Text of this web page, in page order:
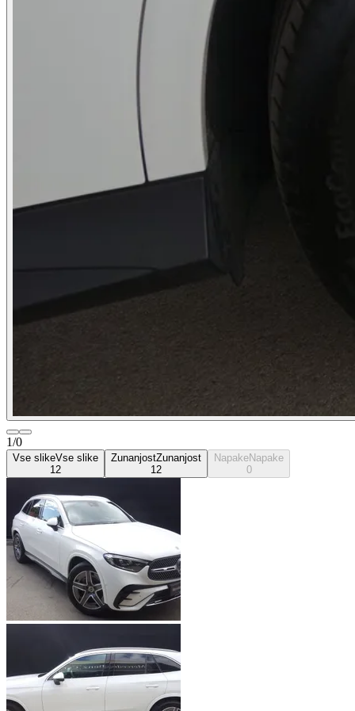
1/0
Vse slikeVse slike
12
ZunanjostZunanjost
12
NapakeNapake
0